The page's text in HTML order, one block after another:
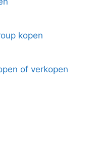
kopen
of verkopen